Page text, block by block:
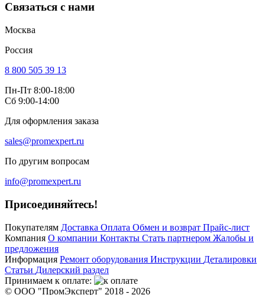
Связаться с нами
Москва
Россия
8 800 505 39 13
Пн-Пт 8:00-18:00
Сб 9:00-14:00
Для оформления заказа
sales@promexpert.ru
По другим вопросам
info@promexpert.ru
Присоединяйтесь!
Покупателям Доставка Оплата Обмен и возврат Прайс-лист
Компания О компании Контакты Стать партнером Жалобы и
предложения
Информация Ремонт оборудования Инструкции Деталировки
Статьи Дилерский раздел
Принимаем к оплате:
© ООО "ПромЭксперт" 2018 - 2026